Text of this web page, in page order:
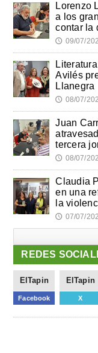
Lorenzo
a los
contar la
🕔 09/07/
Avilés
Llanegra
🕔 08/07/
Juan
tercera
🕔 08/07/
Claudia
en una
la
🕔 07/07/
REDES
ElTapin
Facebook
ElTapin
X